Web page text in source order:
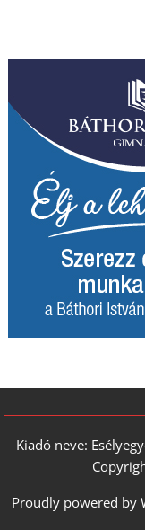
Kiadó neve:
Proudly powered by